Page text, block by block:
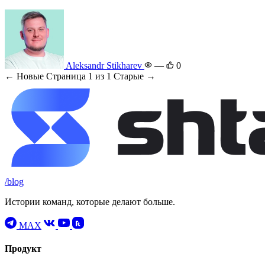
Aleksandr Stikharev —
0
← Новые Страница 1 из 1 Старые →
/blog
Истории команд, которые делают больше.
MAX
Продукт